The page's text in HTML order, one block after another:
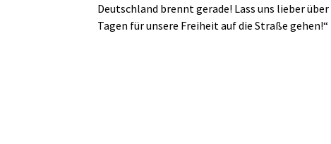
Deutschland brennt gerade! Lass uns lieber
Tagen für unsere Freiheit auf die Straße